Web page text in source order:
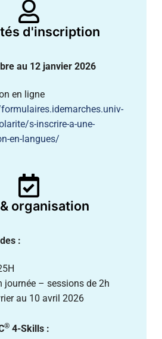
d'inscription
au 12 janvier 2026
en ligne
s-inscrire-a-une-
en-langues/
organisation
:
journée – sessions de 2h
au 10 avril 2026
® 4-Skills :